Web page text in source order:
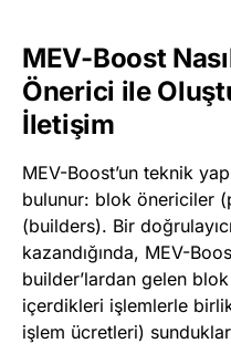
MEV-Boost
Önerici ile
İletişim
MEV-Boost’un teknik
bulunur: blok önericiler
(builders). Bir
kazandığında, MEV-
builder’lardan gelen
içerdikleri işlemlerle
işlem ücretleri)